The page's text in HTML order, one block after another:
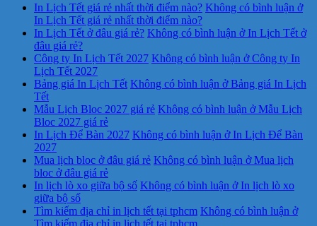
In Lịch Tết giá rẻ nhất thời điểm nào? Không có bình luận ở
In Lịch Tết giá rẻ nhất thời điểm nào?
In Lịch Tết ở đâu giá rẻ? Không có bình luận ở In Lịch Tết ở
đâu giá rẻ?
Công ty In Lịch Tết 2027 Không có bình luận ở Công ty In
Lịch Tết 2027
Bảng giá In Lịch Tết Không có bình luận ở Bảng giá In Lịch
Tết
Mẫu Lịch Bloc 2027 giá rẻ Không có bình luận ở Mẫu Lịch
Bloc 2027 giá rẻ
In Lịch Để Bàn 2027 Không có bình luận ở In Lịch Để Bàn
2027
Mua lịch bloc ở đâu giá rẻ Không có bình luận ở Mua lịch
bloc ở đâu giá rẻ
In lịch lò xo giữa bộ số Không có bình luận ở In lịch lò xo
giữa bộ số
Tìm kiếm địa chỉ in lịch tết tại tphcm Không có bình luận ở
Tìm kiếm địa chỉ in lịch tết tại tphcm